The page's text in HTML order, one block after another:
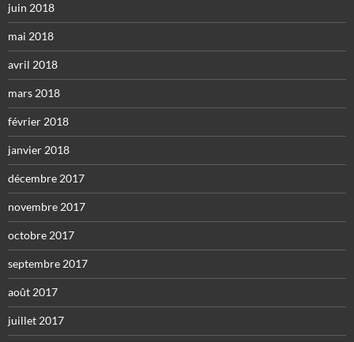
juin 2018
mai 2018
avril 2018
mars 2018
février 2018
janvier 2018
décembre 2017
novembre 2017
octobre 2017
septembre 2017
août 2017
juillet 2017